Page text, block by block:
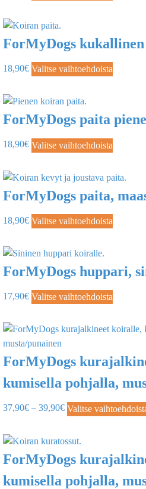
ForMyDogs
18,90€ Valitse vaihtoehdoista
ForMyDogs paita
18,90€ Valitse vaihtoehdoista
ForMyDogs paita,
18,90€ Valitse vaihtoehdoista
ForMyDogs huppari,
17,90€ Valitse vaihtoehdoista
ForMyDogs
kumisella pohjalla,
37,90€ – 39,90€ Valitse
ForMyDogs
kumisella pohjalla,